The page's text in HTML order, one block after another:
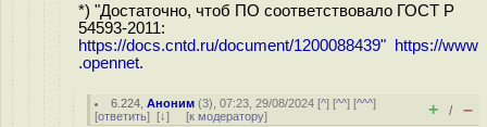
*) "Достаточно, чтоб ПО соответствовало ГОСТ Р
54593-2011:
https://docs.cntd.ru/document/1200088439" https://www
.opennet.
6.224 ,Аноним (3), 07:23, 29/08/2024 [^] [^^] [^^^]
[ответить] [↓] [к модератору] + / –